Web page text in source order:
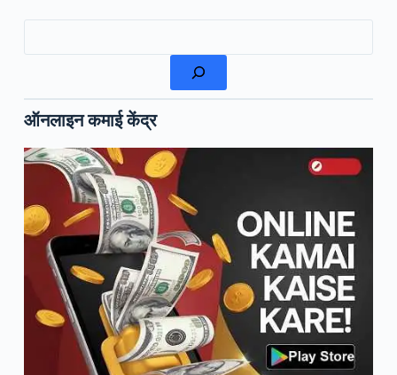
ऑनलाइन कमाई केंद्र